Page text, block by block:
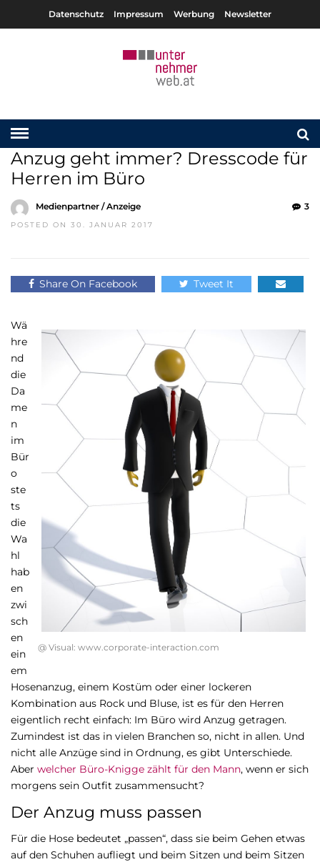
Datenschutz Impressum Werbung Newsletter
Anzug geht immer? Dresscode für
Herren im Büro
Medienpartner / Anzeige
POSTED ON 30. JANUAR 2017
3
Share On Facebook Tweet It
@ Visual: www.corporate-interaction.com
Wä
hre
nd
die
Da
me
n
im
Bür
o
ste
ts
die
Wa
hl
hab
en
zwi
sch
en
ein
em
Hosenanzug, einem Kostüm oder einer lockeren
Kombination aus Rock und Bluse, ist es für den Herren
eigentlich recht einfach: Im Büro wird Anzug getragen.
Zumindest ist das in vielen Branchen so, nicht in allen. Und
nicht alle Anzüge sind in Ordnung, es gibt Unterschiede.
Aber welcher Büro-Knigge zählt für den Mann, wenn er sich
morgens sein Outfit zusammensucht?
Der Anzug muss passen
Für die Hose bedeutet „passen“, dass sie beim Gehen etwas
auf den Schuhen aufliegt und beim Sitzen und beim Sitzen